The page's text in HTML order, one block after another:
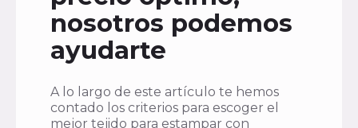
nosotros podemos
ayudarte
A lo largo de este artículo te hemos
contado los criterios para escoger el
mejor tejido para estampar con